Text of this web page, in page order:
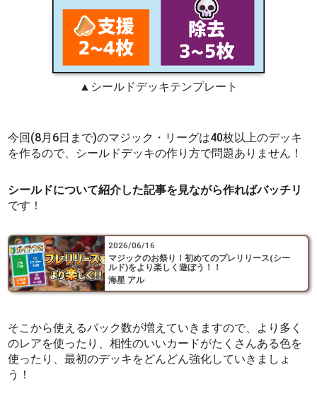
▲シールドデッキテンプレート
今回(8月6日まで)のマジック・リーグは40枚以上のデッキ
を作るので、シールドデッキの作り方で問題ありません！
シールドについて紹介した記事を見ながら作ればバッチリ
です！
2026/06/16
マジックのお祭り！初めてのプレリリース(シー
ルド)をより楽しく遊ぼう！！
海星 アル
そこから使えるパック数が増えていきますので、より多く
のレアを使ったり、相性のいいカードがたくさんある色を
使ったり、最初のデッキをどんどん強化していきましょ
う！